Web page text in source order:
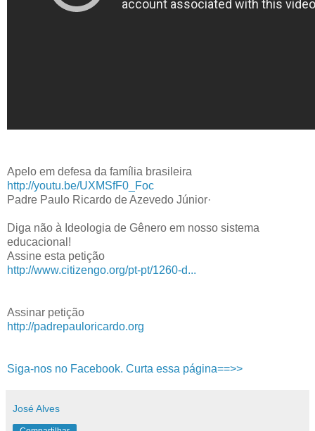
Apelo em defesa da família brasileira
http://youtu.be/UXMSfF0_Foc
Padre Paulo Ricardo de Azevedo Júnior·
Diga não à Ideologia de Gênero em nosso sistema
educacional!
Assine esta petição
http://www.citizengo.org/pt-pt/1260-d...
Assinar petição
http://padrepauloricardo.org
Siga-nos no Facebook. Curta essa página==>>
José Alves